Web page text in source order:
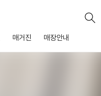
매거진 매장안내